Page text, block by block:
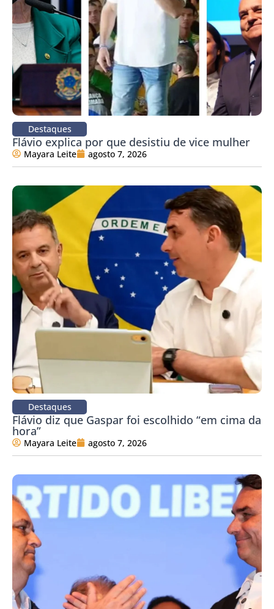
Destaques
Flávio explica por que desistiu de vice mulher
Mayara Leite agosto 7, 2026
Destaques
Flávio diz que Gaspar foi escolhido “em cima da
hora”
Mayara Leite agosto 7, 2026